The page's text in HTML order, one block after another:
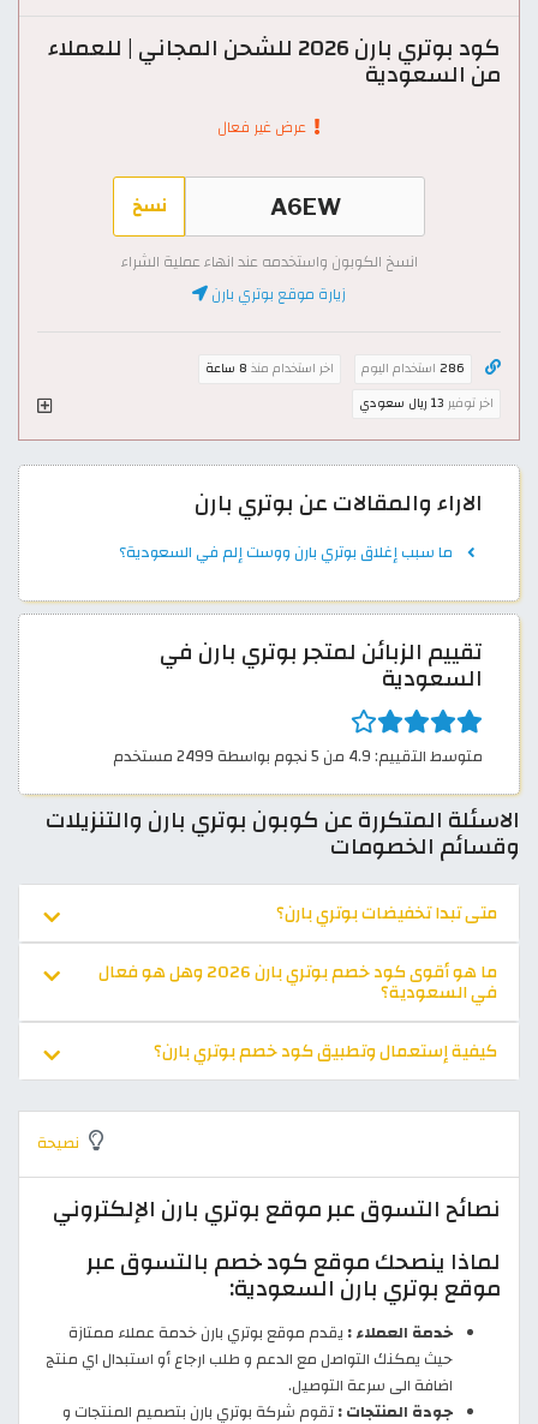
كود بوتري بارن 2026 للشحن المجاني | للعملاء
من السعودية
عرض غير فعال
نسخ
انسخ الكوبون واستخدمه عند انهاء عملية الشراء
زيارة موقع بوتري بارن
286 استخدام اليوم اخر استخدام منذ 8 ساعة
اخر توفير 13 ريال سعودي
الاراء والمقالات عن بوتري بارن
ما سبب إغلاق بوتري بارن ووست إلم في السعودية؟
تقييم الزبائن لمتجر بوتري بارن في
السعودية
متوسط التقييم: 4.9 من 5 نجوم بواسطة 2499 مستخدم
الاسئلة المتكررة عن كوبون بوتري بارن والتنزيلات
وقسائم الخصومات
متى تبدا تخفيضات بوتري بارن؟
ما هو أقوى كود خصم بوتري بارن 2026 وهل هو فعال
في السعودية؟
كيفية إستعمال وتطبيق كود خصم بوتري بارن؟
نصيحة
نصائح التسوق عبر موقع بوتري بارن الإلكتروني
لماذا ينصحك موقع كود خصم بالتسوق عبر
موقع بوتري بارن السعودية:
خدمة العملاء : يقدم موقع بوتري بارن خدمة عملاء ممتازة
حيث يمكنك التواصل مع الدعم و طلب ارجاع أو استبدال اي منتج
اضافة الى سرعة التوصيل.
جودة المنتجات :تقوم شركة بوتري بارن بتصميم المنتجات و